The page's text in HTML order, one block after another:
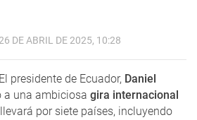
26 DE ABRIL DE 2025, 10:28
El presidente de Ecuador, Daniel
a una ambiciosa gira internacional
por siete países, incluyendo